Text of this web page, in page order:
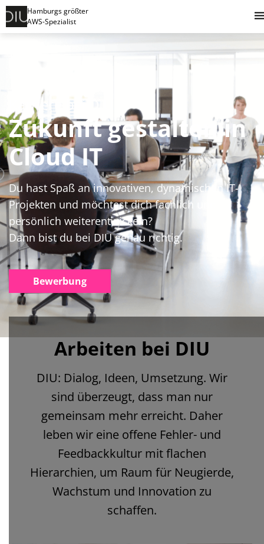
Hamburgs größter
AWS-Spezialist
Karriere bei DIU
Zukunft gestalten in
Cloud IT
Du hast Spaß an innovativen, dynamischen IT-
Projekten und möchtest dich fachlich und
persönlich weiterentwickeln?
Dann bist du bei DIU genau richtig.
Bewerbung
Arbeiten bei DIU
DIU: Dialog, Ideen, Umsetzung. Wir
sind überzeugt, dass man nur
gemeinsam mehr erreicht. Daher
leben wir eine offene Fehler- und
Feedbackkultur mit flachen
Hierarchien, um Raum für Neugierde,
Wachstum und Innovation zu
schaffen.